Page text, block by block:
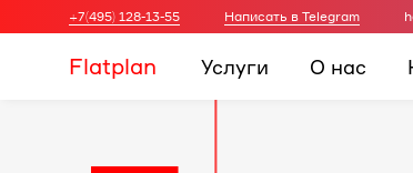
+7(495) 128-13-55 Написать в Telegram
Flatplan Услуги О нас